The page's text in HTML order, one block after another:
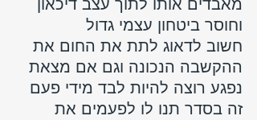
מאבדים אותו לתוך עצב דיכאון
וחוסר ביטחון עצמי גדול
חשוב לדאוג לתת את החום את
ההקשבה הנכונה וגם אם מצאת
נפגע רוצה להיות לבד מידי פעם
זה בסדר תנו לו לפעמים את